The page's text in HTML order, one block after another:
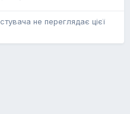
не переглядає цієї